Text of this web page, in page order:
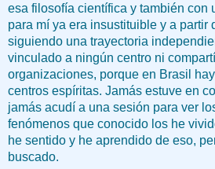
esa filosofía científica y también con
para mí ya era insustituible y a partir
siguiendo una trayectoria
vinculado a ningún centro ni
organizaciones, porque en Brasil
centros espíritas. Jamás estuve en
jamás acudí a una sesión para ver
fenómenos que conocido los he
he sentido y he aprendido de eso,
buscado.